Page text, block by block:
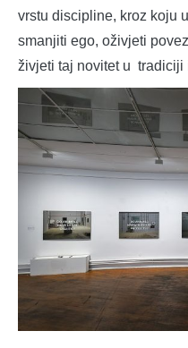
vrstu discipline, kroz koju
smanjiti ego, oživjeti
živjeti taj novitet u tradiciji